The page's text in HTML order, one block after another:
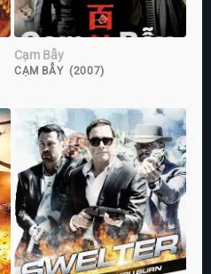
Cạm Bẫy
CẠM BẪY (2007)